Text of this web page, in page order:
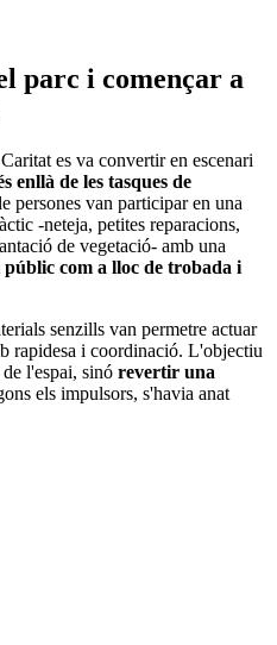
parc i començar a
es va convertir en escenari
enllà de les tasques de
persones van participar en una
-neteja, petites reparacions,
de vegetació- amb una
com a lloc de trobada i
senzills van permetre actuar
rapidesa i coordinació. L'objectiu
l'espai, sinó revertir una
els impulsors, s'havia anat